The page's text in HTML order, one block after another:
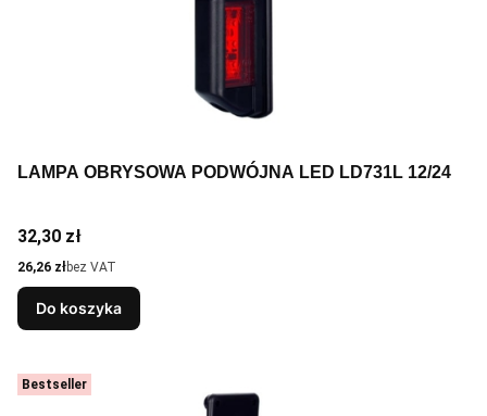
LAMPA OBRYSOWA PODWÓJNA LED LD731L 12/24
Cena
32,30 zł
Cena
26,26 złbez VAT
Do koszyka
Bestseller